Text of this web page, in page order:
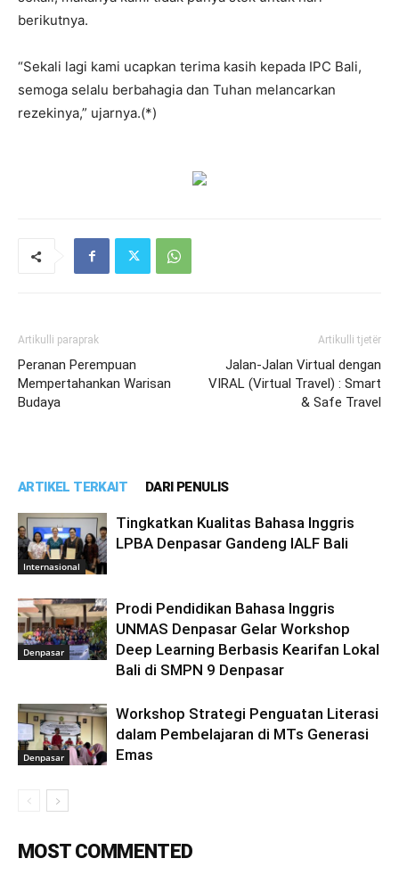
berikutnya.
“Sekali lagi kami ucapkan terima kasih kepada IPC Bali,
semoga selalu berbahagia dan Tuhan melancarkan
rezekinya,” ujarnya.(*)
Artikulli paraprak
Peranan Perempuan
Mempertahankan Warisan
Budaya
Artikulli tjetër
Jalan-Jalan Virtual dengan
VIRAL (Virtual Travel) : Smart
& Safe Travel
ARTIKEL TERKAIT DARI PENULIS
Internasional
Tingkatkan Kualitas Bahasa Inggris
LPBA Denpasar Gandeng IALF Bali
Denpasar
Prodi Pendidikan Bahasa Inggris
UNMAS Denpasar Gelar Workshop
Deep Learning Berbasis Kearifan Lokal
Bali di SMPN 9 Denpasar
Denpasar
Workshop Strategi Penguatan Literasi
dalam Pembelajaran di MTs Generasi
Emas
MOST COMMENTED